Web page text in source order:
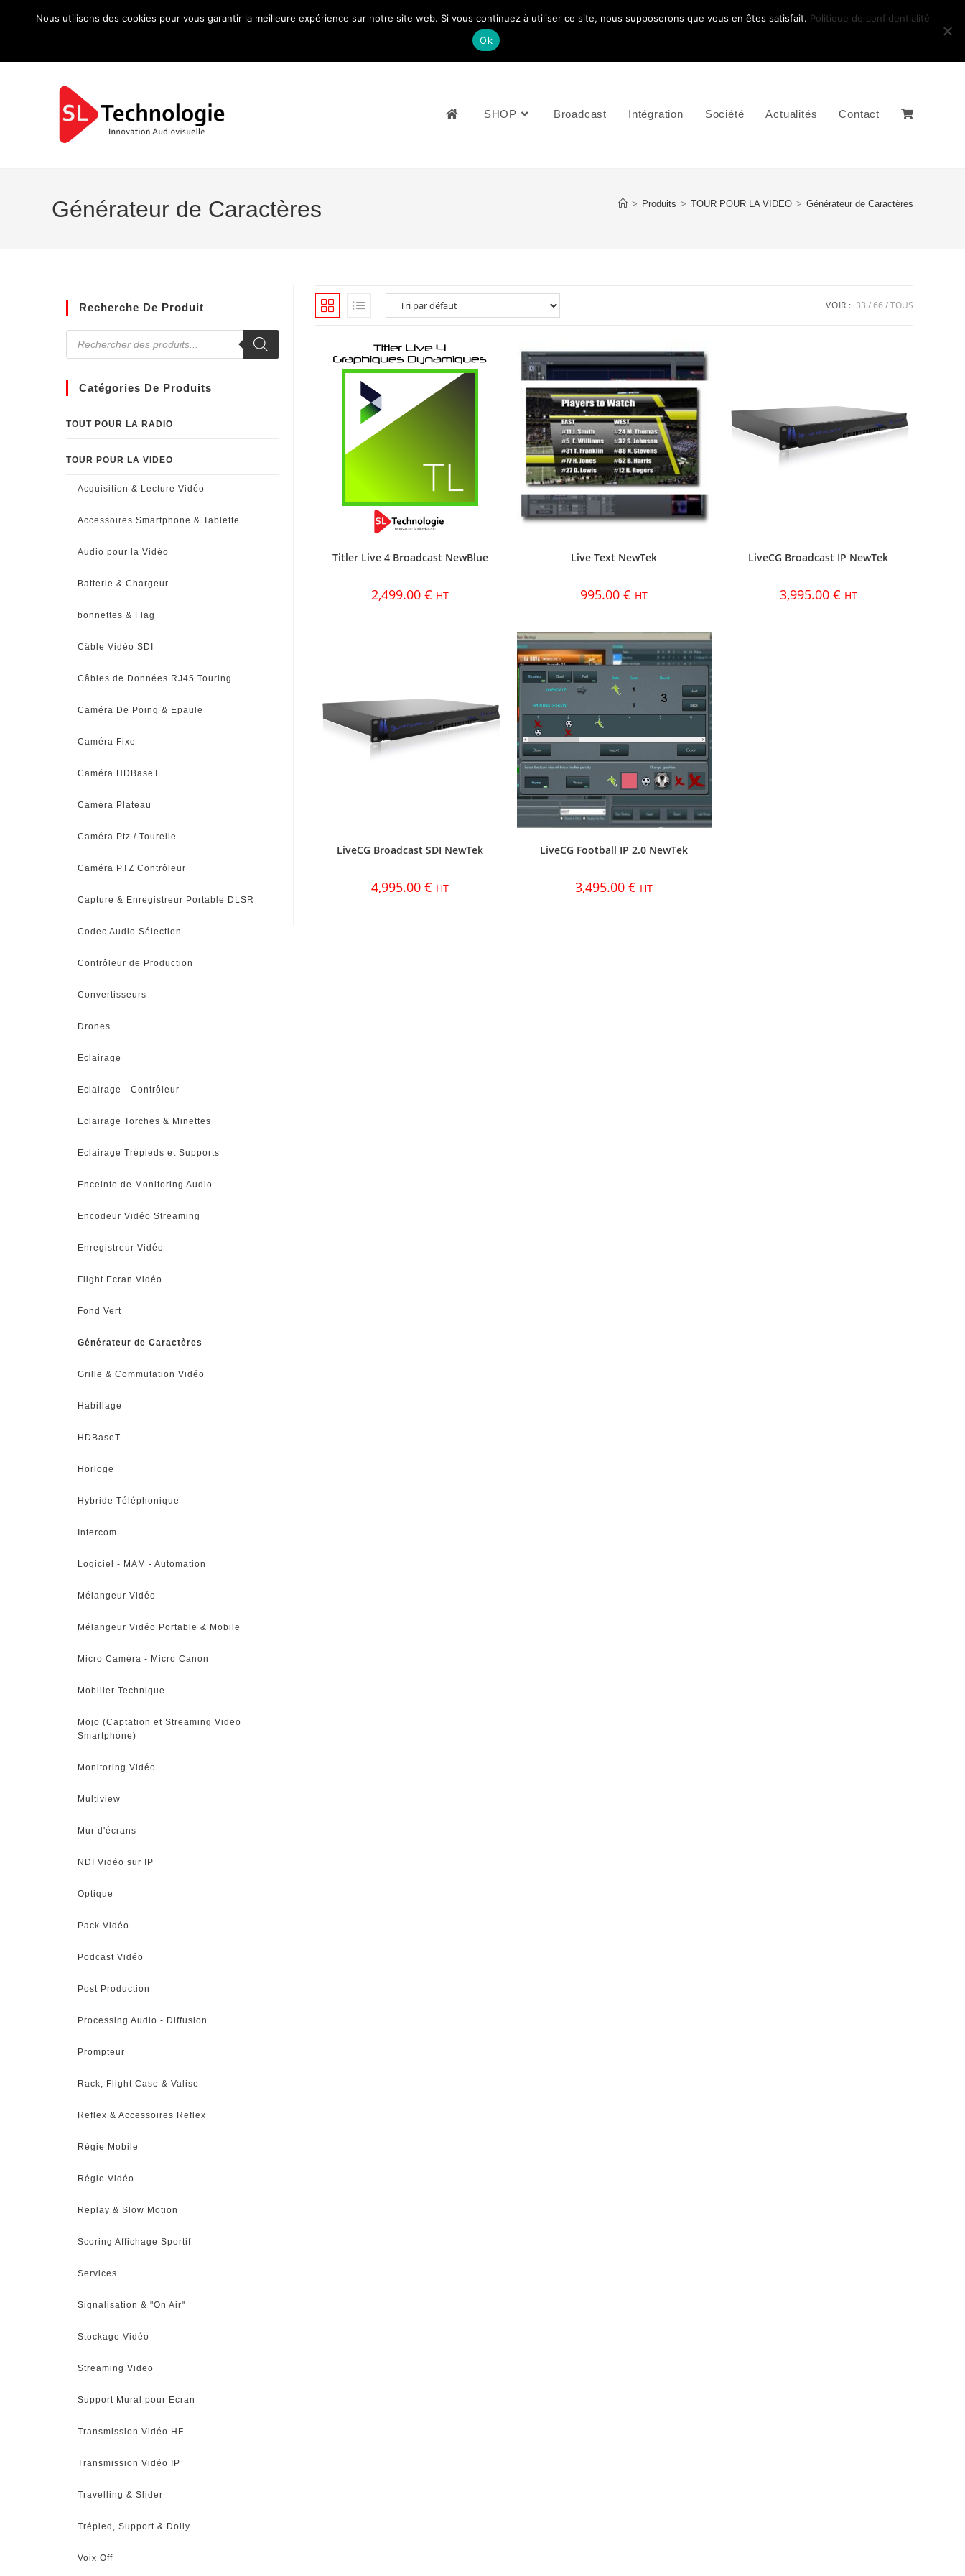
NOUS CONTACTEZ: +33 (0)4 77 81 49 35
SHOP Broadcast Intégration Société Actualités Contact
Générateur de Caractères > Produits > TOUR POUR LA VIDEO > Générateur de Caractères
VOIR : 33 66 TOUS
Titler Live 4 Broadcast NewBlue
2,499.00€ HT
Live Text NewTek
995.00€ HT
LiveCG Broadcast IP NewTek
3,995.00 € HT
LiveCG Broadcast SDI NewTek
4,995.00€ HT
LiveCG Football IP 2.0 NewTek
3,495.00€ HT
Recherche De Produit
Catégories De Produits
TOUT POUR LA RADIO
TOUR POUR LA VIDEO
Acquisition & Lecture Vidéo
Accessoires Smartphone & Tablette
Audio pour la Vidéo
Batterie & Chargeur
bonnettes & Flag
Câble Vidéo SDI
Câbles de Données RJ45 Touring
Caméra De Poing & Epaule
Caméra Fixe
Caméra HDBaseT
Caméra Plateau
Caméra Ptz / Tourelle
Caméra PTZ Contrôleur
Capture & Enregistreur Portable DLSR
Codec Audio Sélection
Contrôleur de Production
Convertisseurs
Drones
Eclairage
Eclairage - Contrôleur
Eclairage Torches & Minettes
Eclairage Trépieds et Supports
Enceinte de Monitoring Audio
Encodeur Vidéo Streaming
Enregistreur Vidéo
Flight Ecran Vidéo
Fond Vert
Générateur de Caractères
Grille & Commutation Vidéo
Habillage
HDBaseT
Horloge
Hybride Téléphonique
Intercom
Logiciel - MAM - Automation
Mélangeur Vidéo
Mélangeur Vidéo Portable & Mobile
Micro Caméra - Micro Canon
Mobilier Technique
Mojo (Captation et Streaming Video
Smartphone)
Monitoring Vidéo
Multiview
Mur d'écrans
NDI Vidéo sur IP
Optique
Pack Vidéo
Podcast Vidéo
Post Production
Processing Audio - Diffusion
Prompteur
Rack, Flight Case & Valise
Reflex & Accessoires Reflex
Régie Mobile
Régie Vidéo
Replay & Slow Motion
Scoring Affichage Sportif
Services
Signalisation & "On Air"
Stockage Vidéo
Streaming Video
Support Mural pour Ecran
Transmission Vidéo HF
Transmission Vidéo IP
Travelling & Slider
Trépied, Support & Dolly
Voix Off
Nous utilisons des cookies pour vous garantir la meilleure expérience sur notre site web. Si vous continuez à utiliser ce site, nous supposerons que vous en êtes satisfait. Politique de confidentialité
Ok